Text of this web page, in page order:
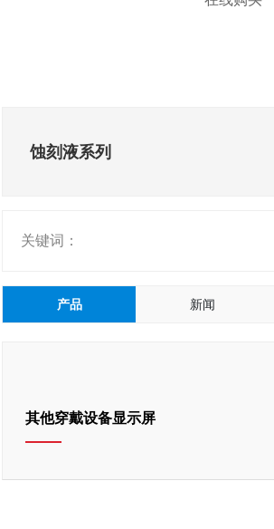
可持续发展
蚀刻液系列
关键词：
产品 新闻
其他穿戴设备显示屏